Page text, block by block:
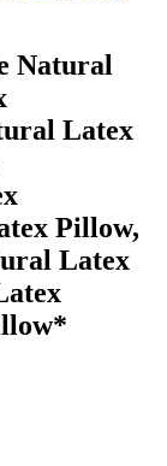
Natural
Latex
Pillow,
Latex